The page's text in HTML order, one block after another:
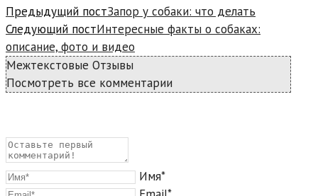
Предыдущий постЗапор у собаки: что делать
Следующий постИнтересные факты о собаках:
описание, фото и видео
Межтекстовые Отзывы
Посмотреть все комментарии
Имя*